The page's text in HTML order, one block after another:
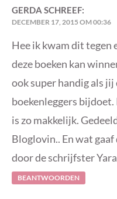
GERDA SCHREEF:
DECEMBER 17, 2015 OM 00:36
Hee ik kwam dit tegen
deze boeken kan
ook super handig als jij
boekenleggers
is zo makkelijk.
Bloglovin.. En wat
door de schrijfster
BEANTWOORDEN